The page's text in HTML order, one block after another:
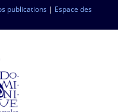
publications | Espace des